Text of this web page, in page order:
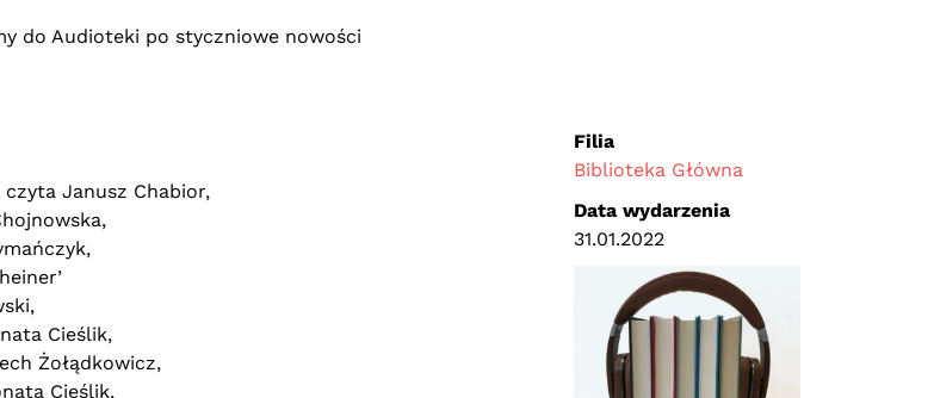
do Audioteki po styczniowe nowości
Janusz Chabior,
Cieślik,
Żołądkowicz,
Cieślik,
Filia
Biblioteka Główna
Data wydarzenia
31.01.2022